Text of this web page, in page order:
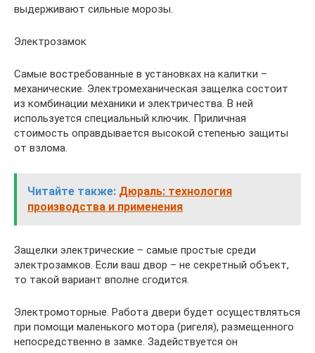
выдерживают сильные морозы.
Электрозамок
Самые востребованные в установках на калитки –
механические. Электромеханическая защелка состоит
из комбинации механики и электричества. В ней
используется специальный ключик. Приличная
стоимость оправдывается высокой степенью защиты
от взлома.
Читайте также: Дюраль: технология
производства и применения
Защелки электрические – самые простые среди
электрозамков. Если ваш двор – не секретный объект,
то такой вариант вполне сгодится.
Электромоторные. Работа двери будет осуществляться
при помощи маленького мотора (ригеля), размещенного
непосредственно в замке. Задействуется он